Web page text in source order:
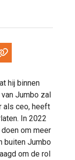
hij binnen
Jumbo zal
als ceo, heeft
In 2022
om meer
buiten Jumbo
om de rol